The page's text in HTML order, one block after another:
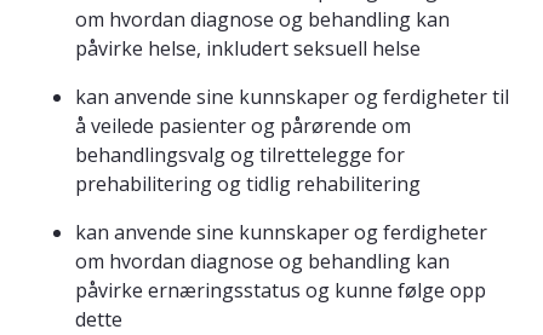
om hvordan diagnose og behandling kan
påvirke helse, inkludert seksuell helse
kan anvende sine kunnskaper og ferdigheter til
å veilede pasienter og pårørende om
behandlingsvalg og tilrettelegge for
prehabilitering og tidlig rehabilitering
kan anvende sine kunnskaper og ferdigheter
om hvordan diagnose og behandling kan
påvirke ernæringsstatus og kunne følge opp
dette